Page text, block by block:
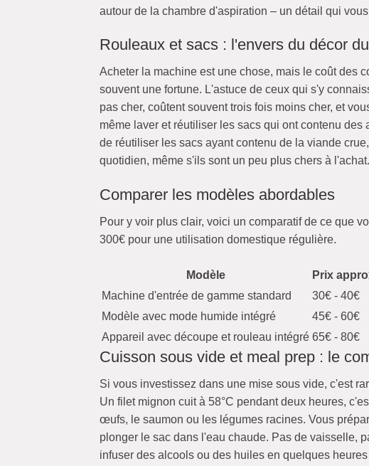
autour de la chambre d'aspiration – un détail qui
Rouleaux et sacs : l'envers du décor
Acheter la machine est une chose, mais le coût des
souvent une fortune. L'astuce de ceux qui s'y
pas cher, coûtent souvent trois fois moins cher, et
même laver et réutiliser les sacs qui ont contenu
de réutiliser les sacs ayant contenu de la viande
quotidien, même s'ils sont un peu plus chers à l'achat.
Comparer les modèles abordables
Pour y voir plus clair, voici un comparatif de ce que
300€ pour une utilisation domestique régulière.
Modèle Prix
Machine d'entrée de gamme standard
30€ - 40€
Modèle avec mode humide intégré
45€ - 60€
Appareil avec découpe et rouleau intégré 65€ - 80€
Cuisson sous vide et meal prep : le
Si vous investissez dans une mise sous vide, c'est
Un filet mignon cuit à 58°C pendant deux heures,
œufs, le saumon ou les légumes racines. Vous
plonger le sac dans l'eau chaude. Pas de vaisselle,
infuser des alcools ou des huiles en quelques